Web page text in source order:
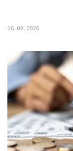
06. 08. 2026